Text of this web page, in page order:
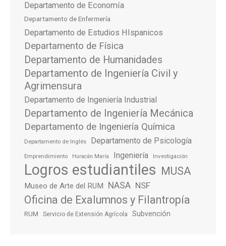
Departamento de Economía
Departamento de Enfermería
Departamento de Estudios HIspanicos
Departamento de Física
Departamento de Humanidades
Departamento de Ingeniería Civil y
Agrimensura
Departamento de Ingeniería Industrial
Departamento de Ingeniería Mecánica
Departamento de Ingeniería Química
Departamento de Inglés Departamento de Psicología
Emprendimiento Huracán María Ingeniería Investigación
Logros estudiantiles MUSA
Museo de Arte del RUM NASA NSF
Oficina de Exalumnos y Filantropía
RUM Servicio de Extensión Agrícola Subvención